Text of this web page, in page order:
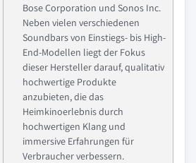
Bose Corporation und Sonos Inc.
Neben vielen verschiedenen
Soundbars von Einstiegs- bis High-
End-Modellen liegt der Fokus
dieser Hersteller darauf, qualitativ
hochwertige Produkte
anzubieten, die das
Heimkinoerlebnis durch
hochwertigen Klang und
immersive Erfahrungen für
Verbraucher verbessern.